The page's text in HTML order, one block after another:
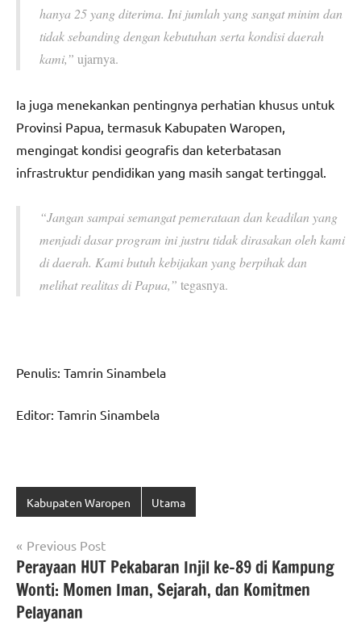
hanya 25 yang diterima. Ini jumlah yang sangat minim dan
tidak sebanding dengan kebutuhan serta kondisi daerah
kami,” ujarnya.
Ia juga menekankan pentingnya perhatian khusus untuk
Provinsi Papua, termasuk Kabupaten Waropen,
mengingat kondisi geografis dan keterbatasan
infrastruktur pendidikan yang masih sangat tertinggal.
“Jangan sampai semangat pemerataan dan keadilan yang
menjadi dasar program ini justru tidak dirasakan oleh kami
di daerah. Kami butuh kebijakan yang berpihak dan
melihat realitas di Papua,” tegasnya.
Penulis: Tamrin Sinambela
Editor: Tamrin Sinambela
Kabupaten Waropen Utama
Navigasi
pos
Previous Post
Perayaan HUT Pekabaran Injil ke-89 di Kampung
Wonti: Momen Iman, Sejarah, dan Komitmen
Pelayanan